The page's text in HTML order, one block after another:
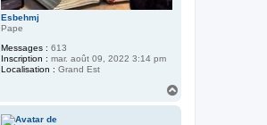
Esbehmj
Pape
Messages : 613
Inscription : mar. août 09, 2022 3:14 pm
Localisation : Grand Est